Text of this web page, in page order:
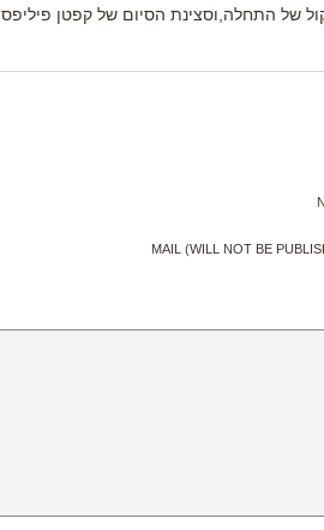
של התחלה,וסצינת הסיום של קפטן פיליפס.
MAIL (WILL NOT BE